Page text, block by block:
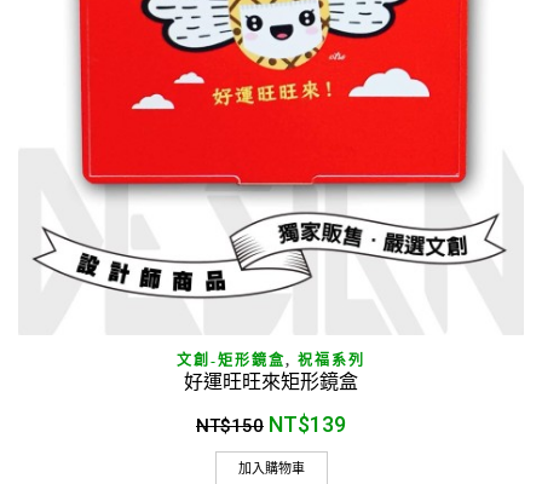
文創-矩形鏡盒, 祝福系列
好運旺旺來矩形鏡盒
NT$150 NT$139
加入購物車